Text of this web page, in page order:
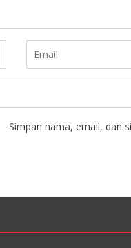
Simpan nama, email, dan